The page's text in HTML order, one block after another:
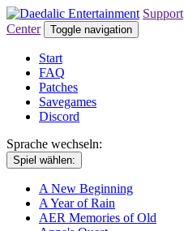
Support
Center
Toggle navigation
Start
FAQ
Patches
Savegames
Discord
Sprache wechseln:
Spiel wählen:
A New Beginning
A Year of Rain
AER Memories of Old